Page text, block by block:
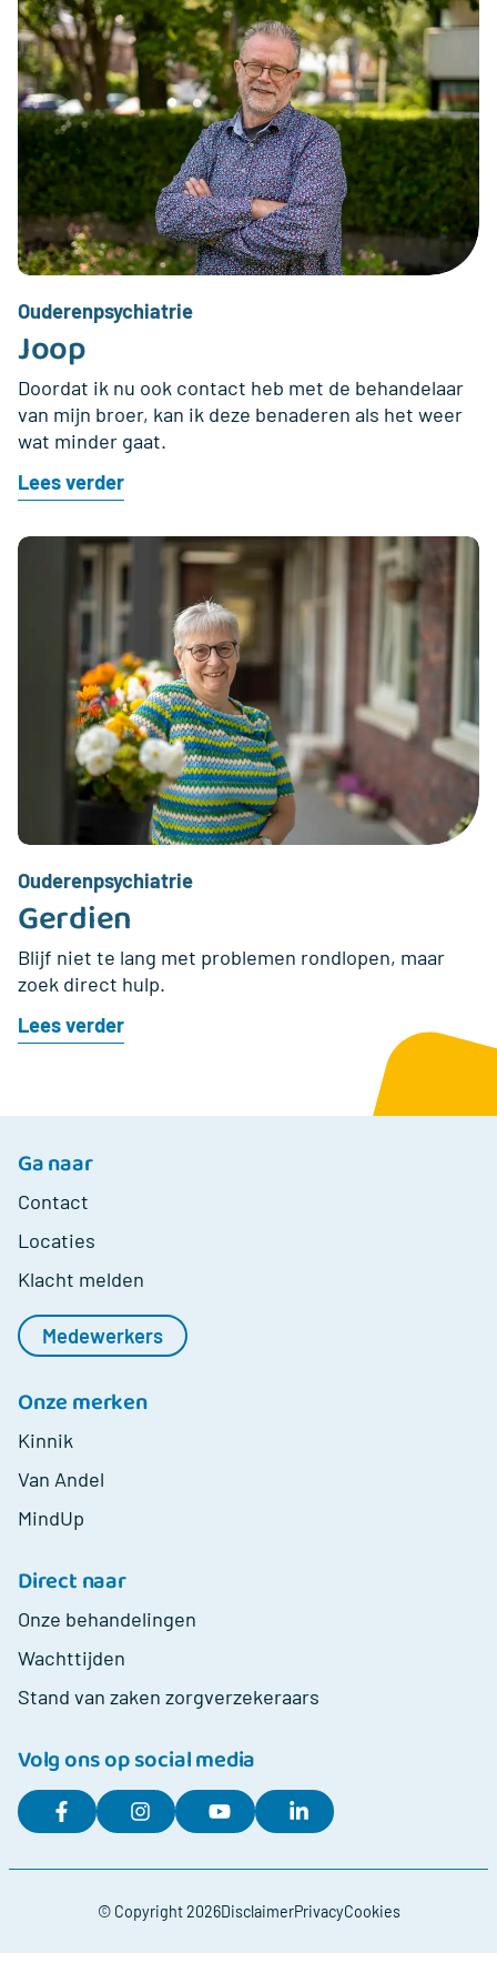
Ouderenpsychiatrie
Joop
Doordat ik nu ook contact heb met de behandelaar
van mijn broer, kan ik deze benaderen als het weer
wat minder gaat.
Lees verder
Ouderenpsychiatrie
Gerdien
Blijf niet te lang met problemen rondlopen, maar
zoek direct hulp.
Lees verder
Ga naar
Contact
Locaties
Klacht melden
Medewerkers
Onze merken
Kinnik
Van Andel
MindUp
Direct naar
Onze behandelingen
Wachttijden
Stand van zaken zorgverzekeraars
Volg ons op social media
© Copyright 2026DisclaimerPrivacyCookies